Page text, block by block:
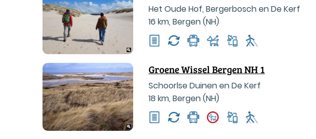
Het Oude Hof, Bergerbosch en De Kerf
16 km, Bergen (NH)
Groene Wissel Bergen NH 1
Schoorlse Duinen en De Kerf
18 km, Bergen (NH)